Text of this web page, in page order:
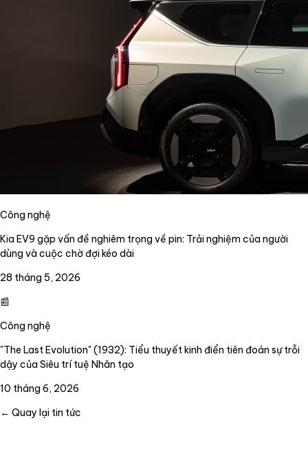
Công nghệ
Kia EV9 gặp vấn đề nghiêm trọng về pin: Trải nghiệm của người
dùng và cuộc chờ đợi kéo dài
28 tháng 5, 2026
📰
Công nghệ
"The Last Evolution" (1932): Tiểu thuyết kinh điển tiên đoán sự trỗi
dậy của Siêu trí tuệ Nhân tạo
10 tháng 6, 2026
← Quay lại tin tức